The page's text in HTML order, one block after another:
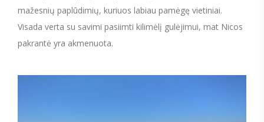
mažesnių paplūdimių, kuriuos labiau pamėgę vietiniai.
Visada verta su savimi pasiimti kilimėlį gulėjimui, mat Nicos
pakrantė yra akmenuota.